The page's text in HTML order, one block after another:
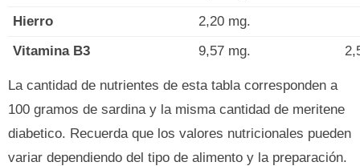
Hierro
2,20 mg.
Vitamina B3
9,57 mg.
La cantidad de nutrientes de esta tabla corresponden a
100 gramos de sardina y la misma cantidad de meritene
diabetico. Recuerda que los valores nutricionales pueden
variar dependiendo del tipo de alimento y la preparación.